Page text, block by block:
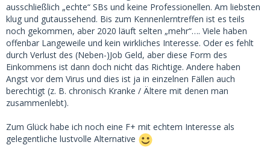
ausschließlich „echte“ SBs und keine Professionellen. Am liebsten
klug und gutaussehend. Bis zum Kennenlerntreffen ist es teils
noch gekommen, aber 2020 läuft selten „mehr“…. Viele haben
offenbar Langeweile und kein wirkliches Interesse. Oder es fehlt
durch Verlust des (Neben-)Job Geld, aber diese Form des
Einkommens ist dann doch nicht das Richtige. Andere haben
Angst vor dem Virus und dies ist ja in einzelnen Fällen auch
berechtigt (z. B. chronisch Kranke / Ältere mit denen man
zusammenlebt).
Zum Glück habe ich noch eine F+ mit echtem Interesse als
gelegentliche lustvolle Alternative